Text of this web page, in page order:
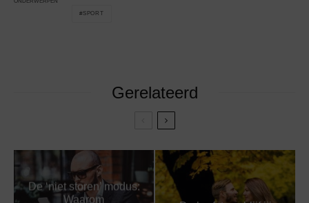
SPORT
Gerelateerd
De ‘niet storen’ modus:
Waarom